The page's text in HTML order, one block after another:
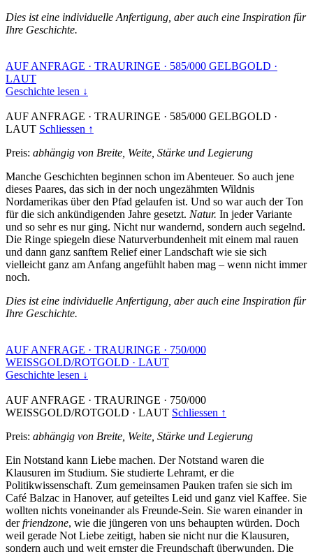
Dies ist eine individuelle Anfertigung, aber auch eine Inspiration für
Ihre Geschichte.
AUF ANFRAGE · TRAURINGE · 585/000 GELBGOLD ·
LAUT
Geschichte lesen ↓
AUF ANFRAGE · TRAURINGE · 585/000 GELBGOLD ·
LAUT Schliessen ↑
Preis: abhängig von Breite, Weite, Stärke und Legierung
Manche Geschichten beginnen schon im Abenteuer. So auch jene
dieses Paares, das sich in der noch ungezähmten Wildnis
Nordamerikas über den Pfad gelaufen ist. Und so war auch der Ton
für die sich ankündigenden Jahre gesetzt. Natur. In jeder Variante
und so sehr es nur ging. Nicht nur wandernd, sondern auch segelnd.
Die Ringe spiegeln diese Naturverbundenheit mit einem mal rauen
und dann ganz sanftem Relief einer Landschaft wie sie sich
vielleicht ganz am Anfang angefühlt haben mag – wenn nicht immer
noch.
Dies ist eine individuelle Anfertigung, aber auch eine Inspiration für
Ihre Geschichte.
AUF ANFRAGE · TRAURINGE · 750/000
WEISSGOLD/ROTGOLD · LAUT
Geschichte lesen ↓
AUF ANFRAGE · TRAURINGE · 750/000
WEISSGOLD/ROTGOLD · LAUT Schliessen ↑
Preis: abhängig von Breite, Weite, Stärke und Legierung
Ein Notstand kann Liebe machen. Der Notstand waren die
Klausuren im Studium. Sie studierte Lehramt, er die
Politikwissenschaft. Zum gemeinsamen Pauken trafen sie sich im
Café Balzac in Hanover, auf geteiltes Leid und ganz viel Kaffee. Sie
wollten nichts voneinander als Freunde-Sein. Sie waren einander in
derfriendzone, wie die jüngeren von uns behaupten würden. Doch
weil gerade Not Liebe zeitigt, haben sie nicht nur die Klausuren,
sondern auch und weit ernster die Freundschaft überwunden. Die